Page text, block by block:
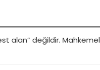
alan” değildir.